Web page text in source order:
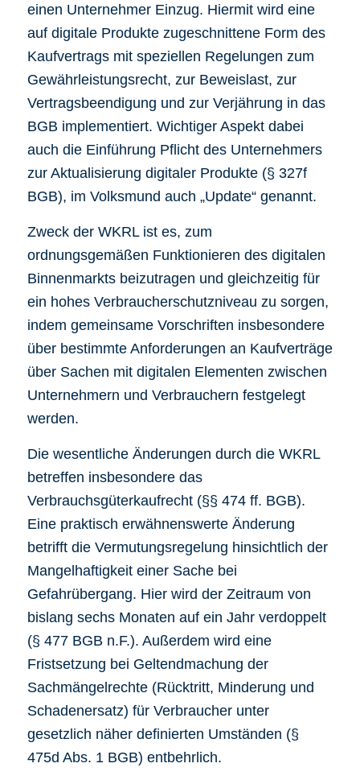
einen Unternehmer Einzug. Hiermit wird eine
auf digitale Produkte zugeschnittene Form des
Kaufvertrags mit speziellen Regelungen zum
Gewährleistungsrecht, zur Beweislast, zur
Vertragsbeendigung und zur Verjährung in das
BGB implementiert. Wichtiger Aspekt dabei
auch die Einführung Pflicht des Unternehmers
zur Aktualisierung digitaler Produkte (§ 327f
BGB), im Volksmund auch „Update“ genannt.
Zweck der WKRL ist es, zum
ordnungsgemäßen Funktionieren des digitalen
Binnenmarkts beizutragen und gleichzeitig für
ein hohes Verbraucherschutzniveau zu sorgen,
indem gemeinsame Vorschriften insbesondere
über bestimmte Anforderungen an Kaufverträge
über Sachen mit digitalen Elementen zwischen
Unternehmern und Verbrauchern festgelegt
werden.
Die wesentliche Änderungen durch die WKRL
betreffen insbesondere das
Verbrauchsgüterkaufrecht (§§ 474 ff. BGB).
Eine praktisch erwähnenswerte Änderung
betrifft die Vermutungsregelung hinsichtlich der
Mangelhaftigkeit einer Sache bei
Gefahrübergang. Hier wird der Zeitraum von
bislang sechs Monaten auf ein Jahr verdoppelt
(§ 477 BGB n.F.). Außerdem wird eine
Fristsetzung bei Geltendmachung der
Sachmängelrechte (Rücktritt, Minderung und
Schadenersatz) für Verbraucher unter
gesetzlich näher definierten Umständen (§
475d Abs. 1 BGB) entbehrlich.